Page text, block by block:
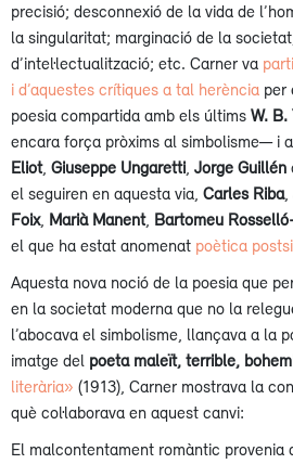
precisió; desconnexió de la vida de
la singularitat; marginació de la
d’intel·lectualització; etc. Carner va
i d’aquestes crítiques a tal herència per
poesia compartida amb els últims W. B.
encara força pròxims al simbolisme— i
Eliot, Giuseppe Ungaretti Jorge Guillén
el seguiren en aquesta via, Carles Riba,
Foix, Marià Manent, Bartomeu
el que ha estat anomenat poètica
Aquesta nova noció de la poesia que
en la societat moderna que no la
l’abocava el simbolisme, llançava a la
imatge del poeta maleït, terrible,
literària» (1913), Carner mostrava la
què col·laborava en aquest canvi:
El malcontentament romàntic provenia